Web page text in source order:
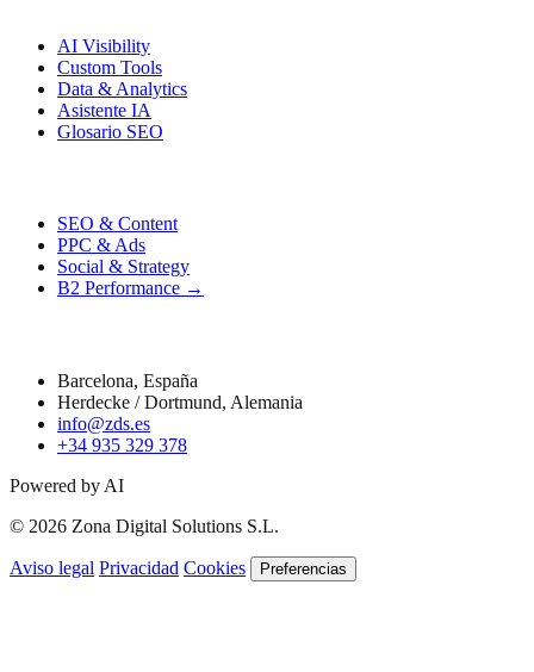
AI Visibility
Custom Tools
Data & Analytics
Asistente IA
Glosario SEO
SEO & Content
PPC & Ads
Social & Strategy
B2 Performance →
Barcelona, España
Herdecke / Dortmund, Alemania
info@zds.es
+34 935 329 378
Powered by AI
© 2026 Zona Digital Solutions S.L.
Aviso legal Privacidad Cookies Preferencias